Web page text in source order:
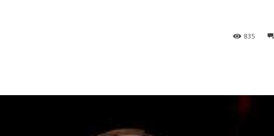
835